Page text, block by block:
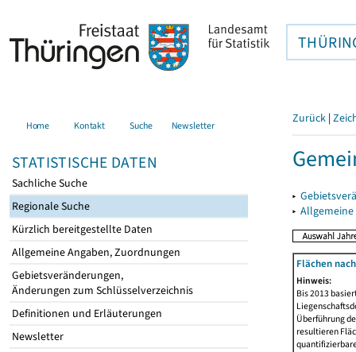
Home Kontakt Suche Newsletter
STATISTISCHE DATEN
Sachliche Suche
Regionale Suche
Kürzlich bereitgestellte Daten
Allgemeine Angaben, Zuordnungen
Gebietsveränderungen,
Änderungen zum Schlüsselverzeichnis
Definitionen und Erläuterungen
Newsletter
Zurück |
▸
▸
Flächen
Hinweis:
Bis 2013
Überführung
resultieren